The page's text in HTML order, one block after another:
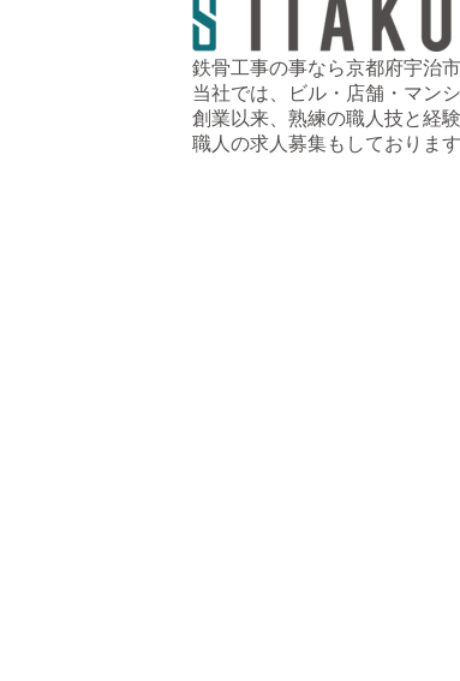
鉄骨工事の事なら京都府宇治
当社では、ビル・店舗・マン
創業以来、熟練の職人技と経
職人の求人募集もしておりま